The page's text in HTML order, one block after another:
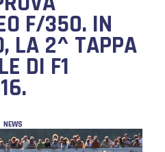
F/350. IN
LA 2^ TAPPA
DI F1
NEWS